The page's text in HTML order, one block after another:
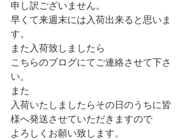
申し訳ございません。
早くて来週末には入荷出来ると思いま
す。
また入荷致しましたら
こちらのブログにてご連絡させて下さ
い。
また
入荷いたしましたらその日のうちに皆
様へ発送させていただきますので
よろしくお願い致します。